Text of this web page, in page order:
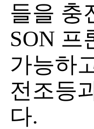
들을 충
SON 프
가능하
전조등
다.